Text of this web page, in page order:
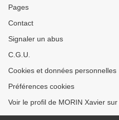
Pages
Contact
Signaler un abus
C.G.U.
Cookies et données personnelles
Préférences cookies
Voir le profil de MORIN Xavier